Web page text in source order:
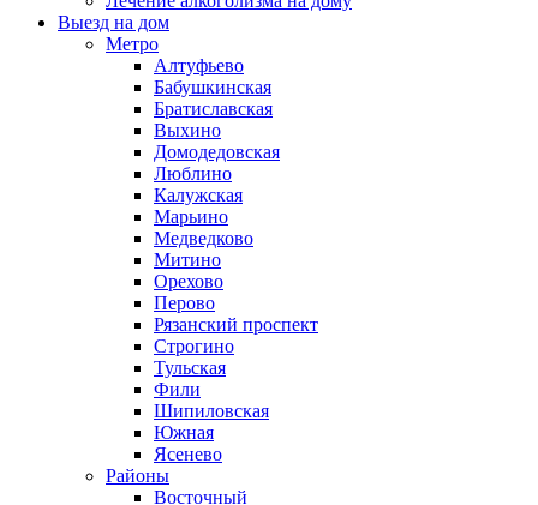
Выезд на дом
Метро
Алтуфьево
Бабушкинская
Братиславская
Выхино
Домодедовская
Люблино
Калужская
Марьино
Медведково
Митино
Орехово
Перово
Рязанский проспект
Строгино
Тульская
Фили
Шипиловская
Южная
Ясенево
Районы
Восточный